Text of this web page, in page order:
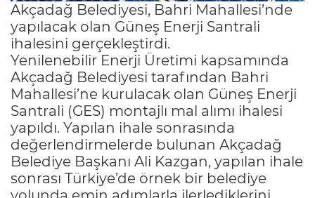
Akçadağ Belediyesi, Bahri Mahallesi’nde
yapılacak olan Güneş Enerji Santrali
ihalesini gerçekleştirdi.
Yenilenebilir Enerji Üretimi kapsamında
Akçadağ Belediyesi tarafından Bahri
Mahallesi’ne kurulacak olan Güneş Enerji
Santrali (GES) montajlı mal alımı ihalesi
yapıldı. Yapılan ihale sonrasında
değerlendirmelerde bulunan Akçadağ
Belediye Başkanı Ali Kazgan, yapılan ihale
sonrası Türkiye’de örnek bir belediye